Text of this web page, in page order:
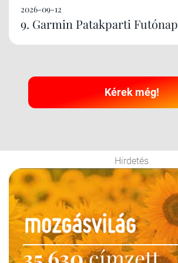
2026-09-12
9. Garmin Patakparti Futónap
Kérek még!
Hirdetés